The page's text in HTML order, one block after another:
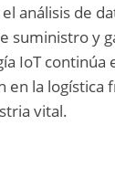
análisis de
suministro y
IoT continúa
la logística
vital.